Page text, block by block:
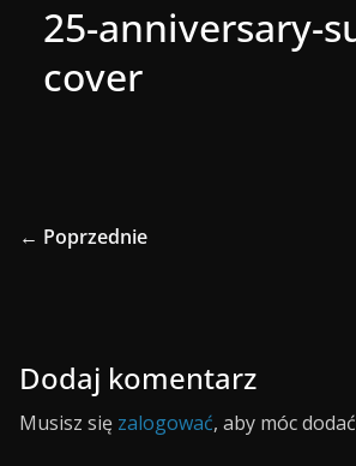
25-anniversary-
cover
← Poprzednie
Dodaj komentarz
Musisz się zalogować, aby móc